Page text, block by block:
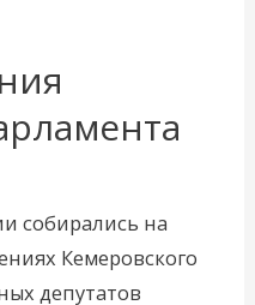
собирались на
Кемеровского
депутатов